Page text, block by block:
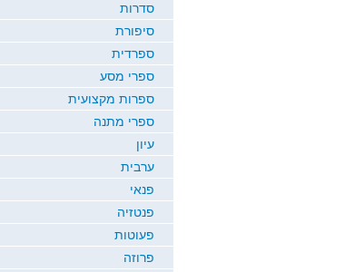
סדרות
סיפורת
ספרדית
ספרי מסע
ספרות מקצועית
ספרי מתנה
עיון
ערבית
פנאי
פנטזיה
פעוטות
פרוזה